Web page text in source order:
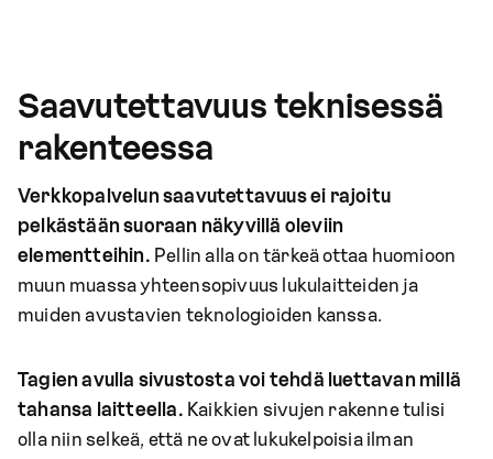
Saavutettavuus teknisessä
rakenteessa
Verkkopalvelun saavutettavuus ei rajoitu
pelkästään suoraan näkyvillä oleviin
elementteihin. Pellin alla on tärkeä ottaa huomioon
muun muassa yhteensopivuus lukulaitteiden ja
muiden avustavien teknologioiden kanssa.
Tagien avulla sivustosta voi tehdä luettavan millä
tahansa laitteella. Kaikkien sivujen rakenne tulisi
olla niin selkeä, että ne ovat lukukelpoisia ilman